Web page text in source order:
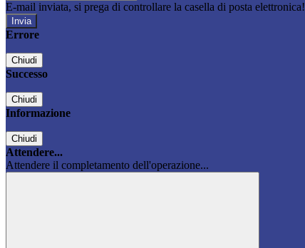
E-mail inviata, si prega di controllare la casella di posta elettronica!
Errore
Chiudi
Successo
Chiudi
Informazione
Chiudi
Attendere...
Attendere il completamento dell'operazione...